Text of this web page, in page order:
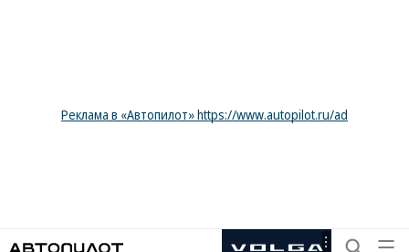
Реклама в «Автопилот» https://www.autopilot.ru/ad